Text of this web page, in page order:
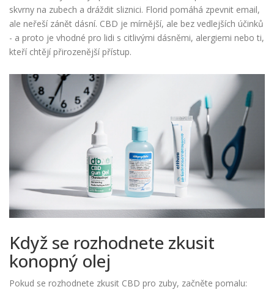
skvrny na zubech a dráždit sliznici. Florid pomáhá zpevnit email,
ale neřeší zánět dásní. CBD je mírnější, ale bez vedlejších účinků
- a proto je vhodné pro lidi s citlivými dásněmi, alergiemi nebo ti,
kteří chtějí přirozenější přístup.
Když se rozhodnete zkusit
konopný olej
Pokud se rozhodnete zkusit CBD pro zuby, začněte pomalu: